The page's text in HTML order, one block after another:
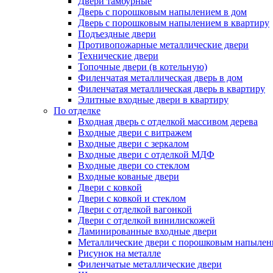
Дверь с порошковым напылением в дом
Дверь с порошковым напылением в квартиру
Подъездные двери
Противопожарные металлические двери
Технические двери
Топочные двери (в котельную)
Филенчатая металлическая дверь в дом
Филенчатая металлическая дверь в квартиру
Элитные входные двери в квартиру
По отделке
Входная дверь с отделкой массивом дерева
Входные двери с витражем
Входные двери с зеркалом
Входные двери с отделкой МДФ
Входные двери со стеклом
Входные кованые двери
Двери с ковкой
Двери с ковкой и стеклом
Двери с отделкой вагонкой
Двери с отделкой винилискожей
Ламинированные входные двери
Металлические двери с порошковым
Рисунок на металле
Филенчатые металлические двери